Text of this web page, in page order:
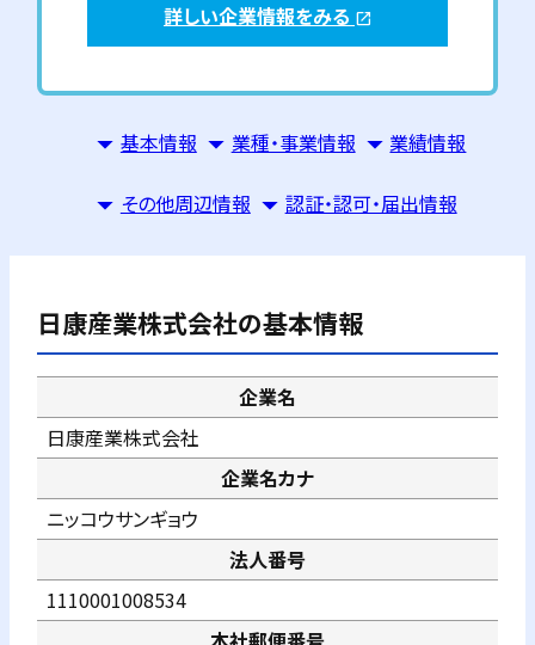
詳しい企業情報をみる open_in_new
基本情報 業種・事業情報 業績情報
その他周辺情報 認証・認可・届出情報
日康産業株式会社の基本情報
企業名
日康産業株式会社
企業名カナ
ニッコウサンギョウ
法人番号
1110001008534